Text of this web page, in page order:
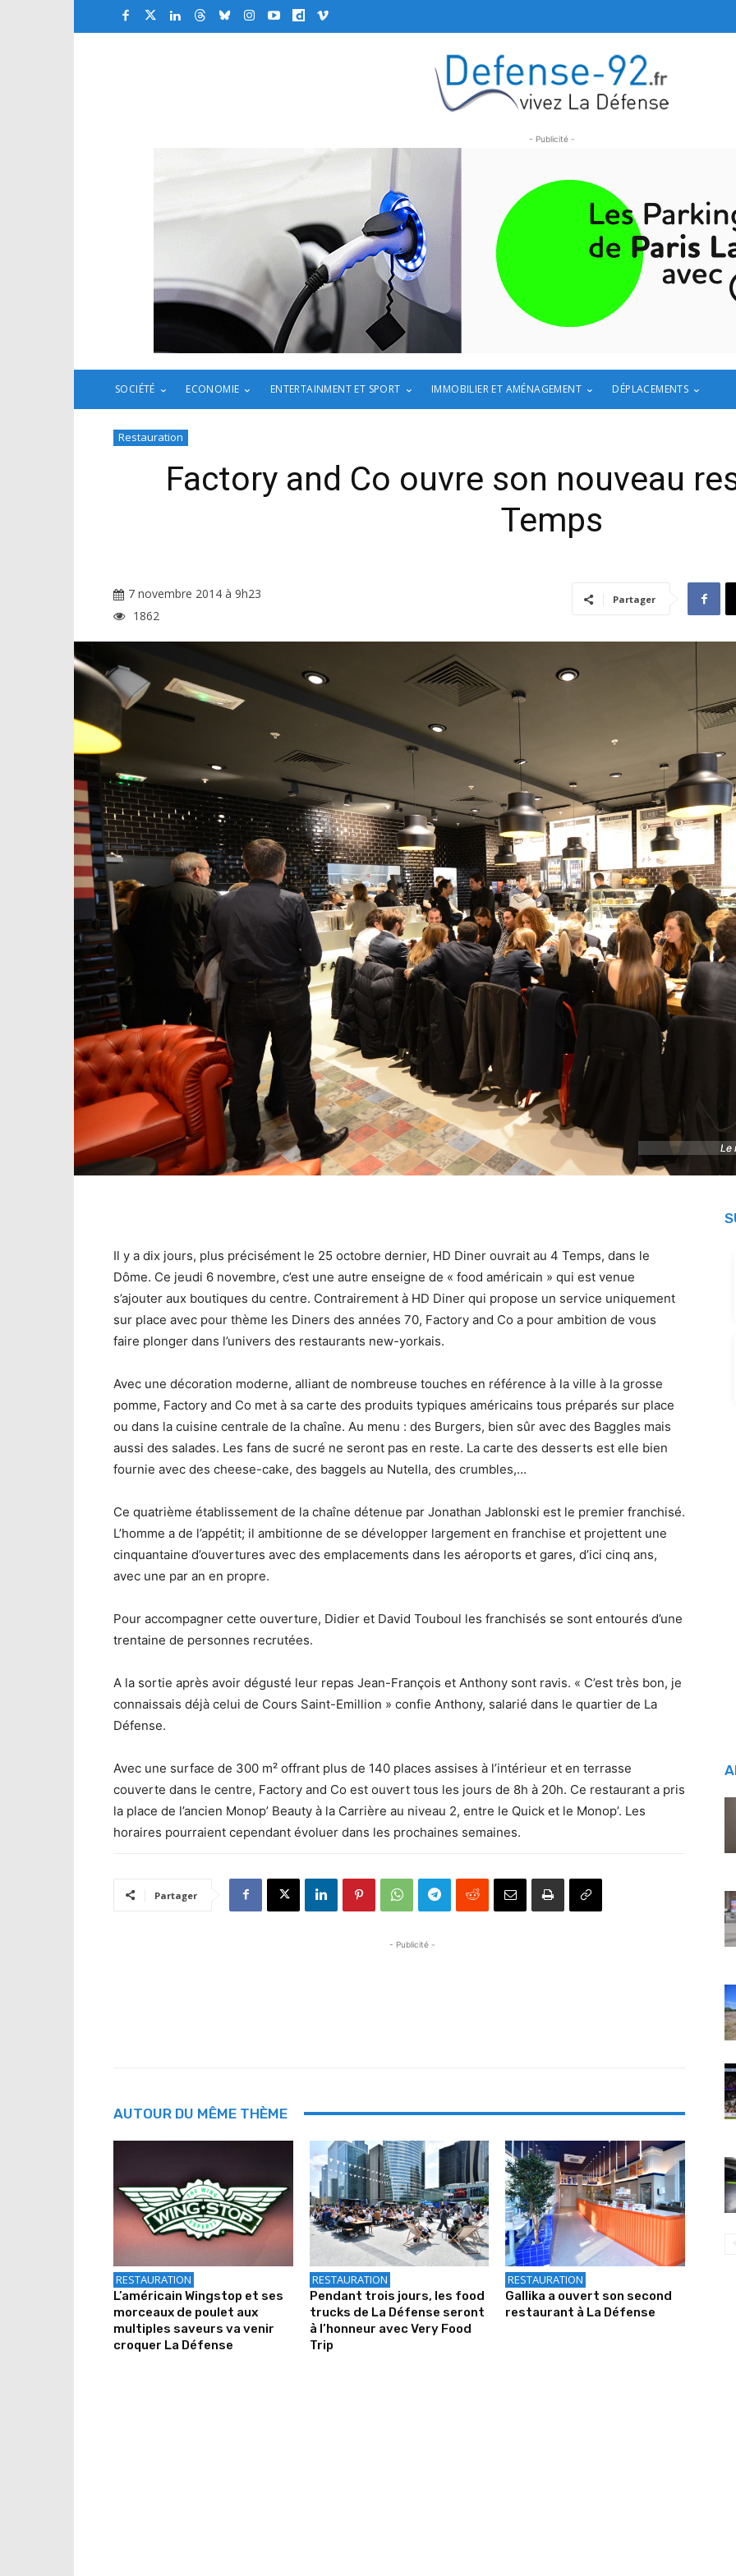
- Publicité -
SOCIÉTÉ ECONOMIE ENTERTAINMENT ET SPORT IMMOBILIER ET AMÉNAGEMENT DÉPLACEMENTS
Restauration
Factory and Co ouvre son nouveau
Temps
7 novembre 2014 à 9h23
1862
Partager
Le
Le
Il y a dix jours, plus précisément le 25 octobre dernier, HD Diner ouvrait au 4 Temps, dans le
Dôme. Ce jeudi 6 novembre, c’est une autre enseigne de « food américain » qui est venue
s’ajouter aux boutiques du centre. Contrairement à HD Diner qui propose un service uniquement
sur place avec pour thème les Diners des années 70, Factory and Co a pour ambition de vous
faire plonger dans l’univers des restaurants new-yorkais.
Avec une décoration moderne, alliant de nombreuse touches en référence à la ville à la grosse
pomme, Factory and Co met à sa carte des produits typiques américains tous préparés sur place
ou dans la cuisine centrale de la chaîne. Au menu : des Burgers, bien sûr avec des Baggles mais
aussi des salades. Les fans de sucré ne seront pas en reste. La carte des desserts est elle bien
fournie avec des cheese-cake, des baggels au Nutella, des crumbles,…
Ce quatrième établissement de la chaîne détenue par Jonathan Jablonski est le premier franchisé.
L’homme a de l’appétit; il ambitionne de se développer largement en franchise et projettent une
cinquantaine d’ouvertures avec des emplacements dans les aéroports et gares, d’ici cinq ans,
avec une par an en propre.
Pour accompagner cette ouverture, Didier et David Touboul les franchisés se sont entourés d’une
trentaine de personnes recrutées.
A la sortie après avoir dégusté leur repas Jean-François et Anthony sont ravis. « C’est très bon, je
connaissais déjà celui de Cours Saint-Emillion » confie Anthony, salarié dans le quartier de La
Défense.
Avec une surface de 300 m² offrant plus de 140 places assises à l’intérieur et en terrasse
couverte dans le centre, Factory and Co est ouvert tous les jours de 8h à 20h. Ce restaurant a pris
la place de l’ancien Monop’ Beauty à la Carrière au niveau 2, entre le Quick et le Monop’. Les
horaires pourraient cependant évoluer dans les prochaines semaines.
Partager
- Publicité -
AUTOUR DU MÊME THÈME
RESTAURATION
L’américain Wingstop et ses
morceaux de poulet aux
multiples saveurs va venir
croquer La Défense
RESTAURATION
Pendant trois jours, les food
trucks de La Défense seront
à l’honneur avec Very Food
Trip
RESTAURATION
Gallika a ouvert son second
restaurant à La Défense